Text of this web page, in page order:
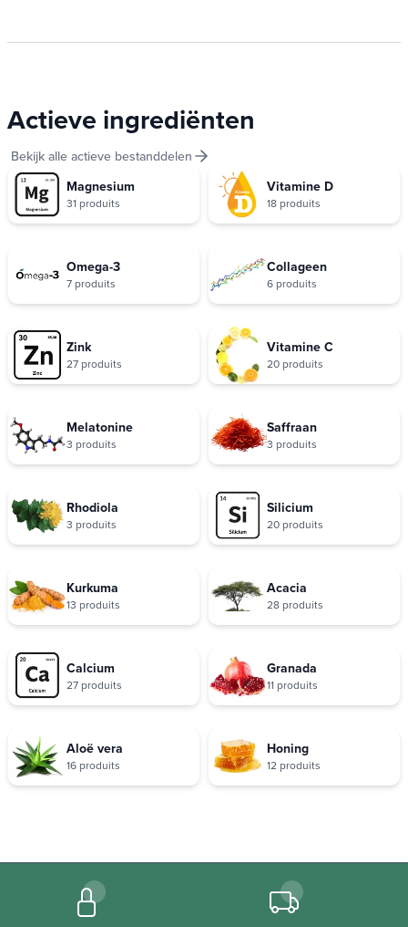
Actieve ingrediënten
Bekijk alle actieve bestanddelen
Magnesium
31 produits
Vitamine D
18 produits
Omega-3
7 produits
Collageen
6 produits
Zink
27 produits
Vitamine C
20 produits
Melatonine
3 produits
Saffraan
3 produits
Rhodiola
3 produits
Silicium
20 produits
Kurkuma
13 produits
Acacia
28 produits
Calcium
27 produits
Granada
11 produits
Aloë vera
16 produits
Honing
12 produits